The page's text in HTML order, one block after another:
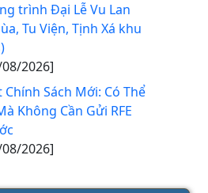
trình Đại Lễ Vu Lan
Tu Viện, Tịnh Xá khu
2026]
Chính Sách Mới: Có Thể
Không Cần Gửi RFE
2026]